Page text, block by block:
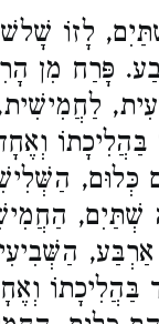
לָזוֹ
פָּרַח מִן
כְּלוּם,
שְׁתַּיִם,
בַּהֲלִיכָתוֹ